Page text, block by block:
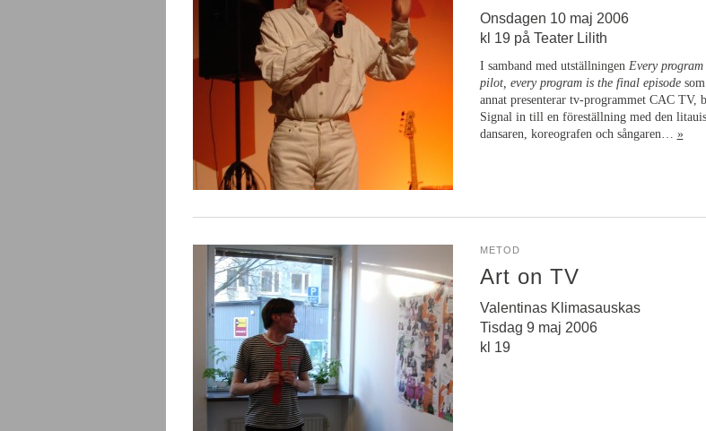
Onsdagen 10 maj 2006
kl 19 på Teater Lilith
I samband med utställningen Every program
pilot, every program is the final episodesom
annat presenterar tv-programmet CAC TV,
Signal in till en föreställning med den
dansaren, koreografen och sångaren… »
METOD
Art on TV
Valentinas Klimasauskas
Tisdag 9 maj 2006
kl 19